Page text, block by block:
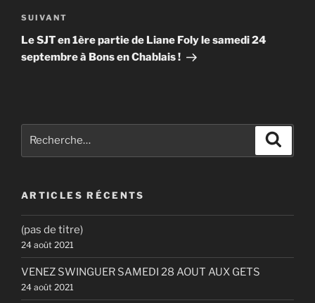
Article
suivant
SUIVANT
Le SJT en 1ère partie de Liane Foly le samedi 24
septembre à Bons en Chablais !
ARTICLES RÉCENTS
(pas de titre)
24 août 2021
VENEZ SWINGUER SAMEDI 28 AOUT AUX GETS
24 août 2021